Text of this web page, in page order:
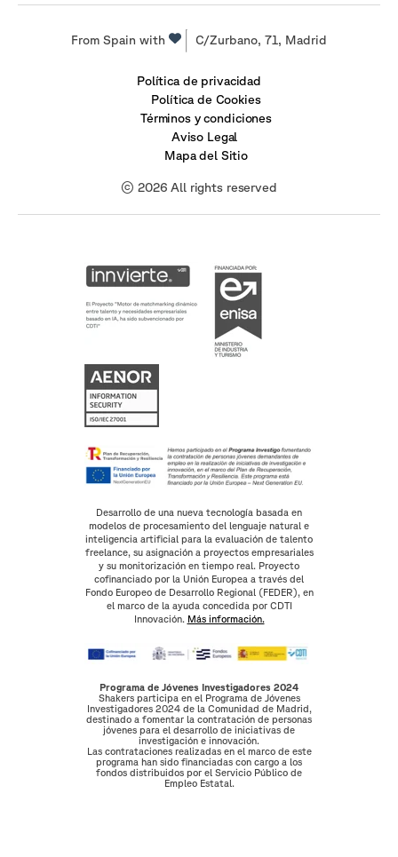
From Spain with C/Zurbano, 71, Madrid
Política de privacidad
Política de Cookies
Términos y condiciones
Aviso Legal
Mapa del Sitio
© 2026 All rights reserved
Desarrollo de una nueva tecnología basada en
modelos de procesamiento del lenguaje natural e
inteligencia artificial para la evaluación de talento
freelance, su asignación a proyectos empresariales
y su monitorización en tiempo real. Proyecto
cofinanciado por la Unión Europea a través del
Fondo Europeo de Desarrollo Regional (FEDER), en
el marco de la ayuda concedida por CDTI
Innovación. Más información.
Programa de Jóvenes Investigadores 2024
Shakers participa en el Programa de Jóvenes
Investigadores 2024 de la Comunidad de Madrid,
destinado a fomentar la contratación de personas
jóvenes para el desarrollo de iniciativas de
investigación e innovación.
Las contrataciones realizadas en el marco de este
programa han sido financiadas con cargo a los
fondos distribuidos por el Servicio Público de
Empleo Estatal.